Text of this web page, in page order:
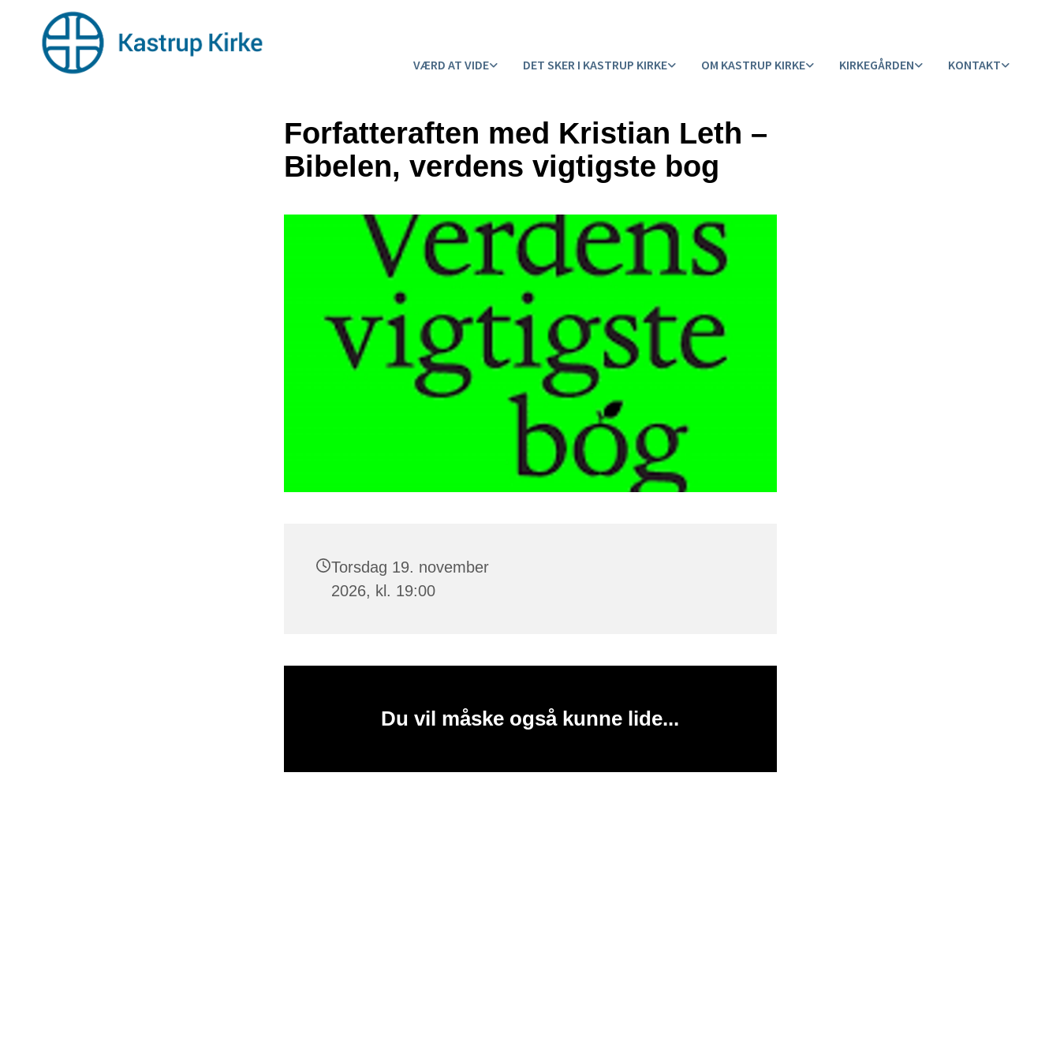
VÆRD AT VIDE DET SKER I KASTRUP KIRKE OM KASTRUP KIRKE KIRKEGÅRDEN KONTAKT
Forfatteraften med Kristian Leth –
Bibelen, verdens vigtigste bog
Torsdag 19. november
2026, kl. 19:00
Du vil måske også kunne lide...